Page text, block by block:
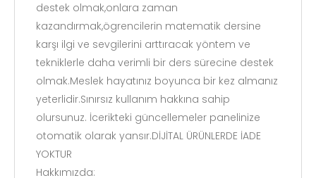
destek olmak,onlara zaman
kazandırmak,ögrencilerin matematik dersine
karşı ilgi ve sevgilerini arttıracak yöntem ve
tekniklerle daha verimli bir ders sürecine destek
olmak.Meslek hayatınız boyunca bir kez almanız
yeterlidir.Sınırsız kullanım hakkına sahip
olursunuz. İcerikteki güncellemeler panelinize
otomatik olarak yansır.DİJİTAL ÜRÜNLERDE İADE
YOKTUR
Hakkımızda: